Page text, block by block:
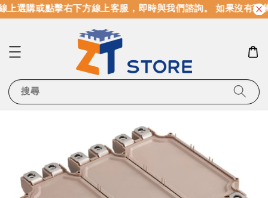
選購或點擊右下方線上客服，即時與我們諮詢。 如果沒有現
搜尋